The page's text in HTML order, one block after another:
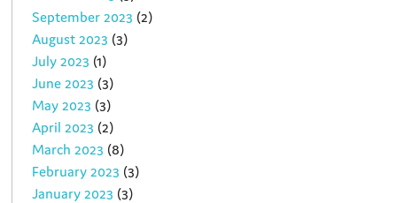
September 2023 (2)
August 2023 (3)
July 2023 (1)
June 2023 (3)
May 2023 (3)
April 2023 (2)
March 2023 (8)
February 2023 (3)
January 2023 (3)